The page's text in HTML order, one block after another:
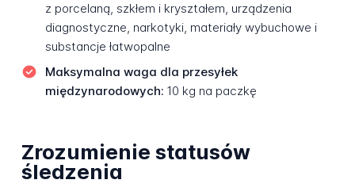
z porcelaną, szkłem i kryształem, urządzenia
diagnostyczne, narkotyki, materiały wybuchowe i
substancje łatwopalne
Maksymalna waga dla przesyłek
międzynarodowych: 10 kg na paczkę
Zrozumienie statusów
śledzenia